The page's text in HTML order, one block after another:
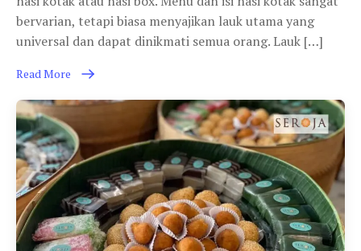
bervarian, tetapi biasa menyajikan lauk utama yang
universal dan dapat dinikmati semua orang. Lauk […]
Read More